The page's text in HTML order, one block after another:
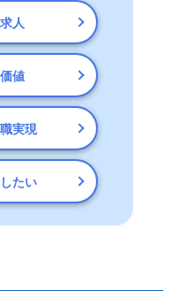
人
値
実現
たい